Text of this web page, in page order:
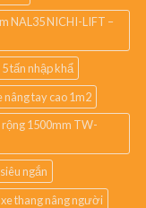
NAL35 NICHI-LIFT –
tấn nhập khẩ
nâng tay cao 1m2
rộng 1500mm TW-
ngắn
xe thang nâng người